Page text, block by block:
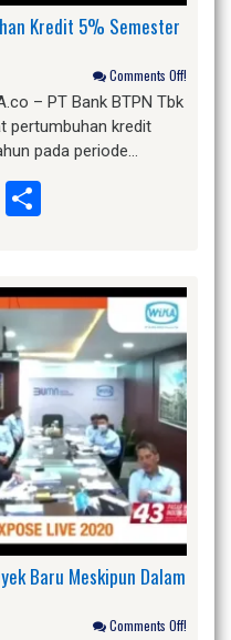
Kredit 5% Semester
Comments Off!
– PT Bank BTPN Tbk
pertumbuhan kredit
pada periode…
Telegram
Baru Meskipun Dalam
Comments Off!